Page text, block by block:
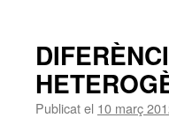
Publicat el 10 març